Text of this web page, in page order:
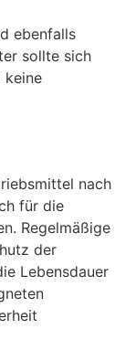
ebenfalls
sollte sich
keine
nach
für die
Regelmäßige
der
Lebensdauer